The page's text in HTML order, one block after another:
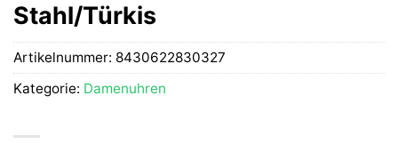
Stahl/Türkis
Artikelnummer: 8430622830327
Kategorie: Damenuhren